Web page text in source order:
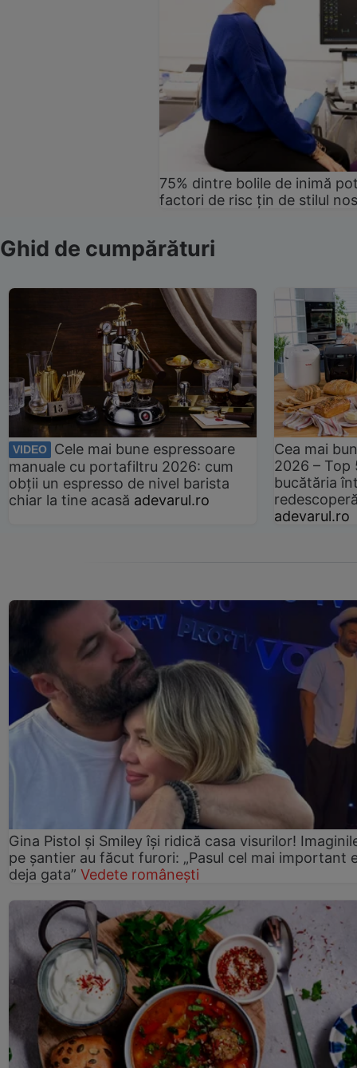
75% dintre bolile de inimă
factori de risc țin de stilul
Ghid de cumpărături
VIDEO
Cele mai bune espressoare
manuale cu portafiltru 2026: cum
obții un espresso de nivel barista
chiar la tine acasă adevarul.ro
Cea mai
2026 –
bucătăria
adevarul.ro
Gina Pistol și Smiley își ridică casa visurilor!
pe șantier au făcut furori: „Pasul cel mai important
deja gata” Vedete românești